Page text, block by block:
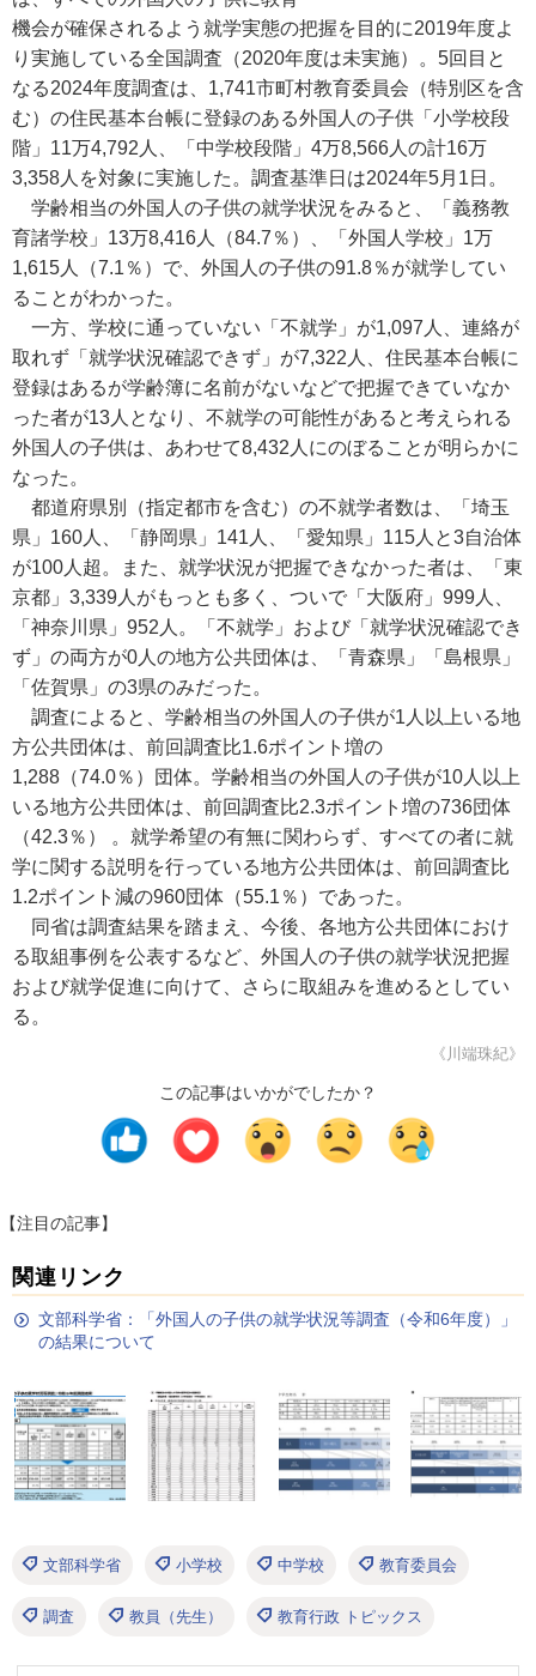
機会が確保されるよう就学実態の把握を目的に2019年度よ
り実施している全国調査（2020年度は未実施）。5回目と
なる2024年度調査は、1,741市町村教育委員会（特別区を含
む）の住民基本台帳に登録のある外国人の子供「小学校段
階」11万4,792人、「中学校段階」4万8,566人の計16万
3,358人を対象に実施した。調査基準日は2024年5月1日。
学齢相当の外国人の子供の就学状況をみると、「義務教
育諸学校」13万8,416人（84.7％）、「外国人学校」1万
1,615人（7.1％）で、外国人の子供の91.8％が就学してい
ることがわかった。
一方、学校に通っていない「不就学」が1,097人、連絡が
取れず「就学状況確認できず」が7,322人、住民基本台帳に
登録はあるが学齢簿に名前がないなどで把握できていなか
った者が13人となり、不就学の可能性があると考えられる
外国人の子供は、あわせて8,432人にのぼることが明らかに
なった。
都道府県別（指定都市を含む）の不就学者数は、「埼玉
県」160人、「静岡県」141人、「愛知県」115人と3自治体
が100人超。また、就学状況が把握できなかった者は、「東
京都」3,339人がもっとも多く、ついで「大阪府」999人、
「神奈川県」952人。「不就学」および「就学状況確認でき
ず」の両方が0人の地方公共団体は、「青森県」「島根県」
「佐賀県」の3県のみだった。
調査によると、学齢相当の外国人の子供が1人以上いる地
方公共団体は、前回調査比1.6ポイント増の
1,288（74.0％）団体。学齢相当の外国人の子供が10人以上
いる地方公共団体は、前回調査比2.3ポイント増の736団体
（42.3％） 。就学希望の有無に関わらず、すべての者に就
学に関する説明を行っている地方公共団体は、前回調査比
1.2ポイント減の960団体（55.1％）であった。
同省は調査結果を踏まえ、今後、各地方公共団体におけ
る取組事例を公表するなど、外国人の子供の就学状況把握
および就学促進に向けて、さらに取組みを進めるとしてい
る。
《川端珠紀》
この記事はいかがでしたか？
【注目の記事】
関連リンク
文部科学省：「外国人の子供の就学状況等調査（令和6年度）」
の結果について
文部科学省 小学校 中学校 教育委員会
調査 教員（先生） 教育行政 トピックス